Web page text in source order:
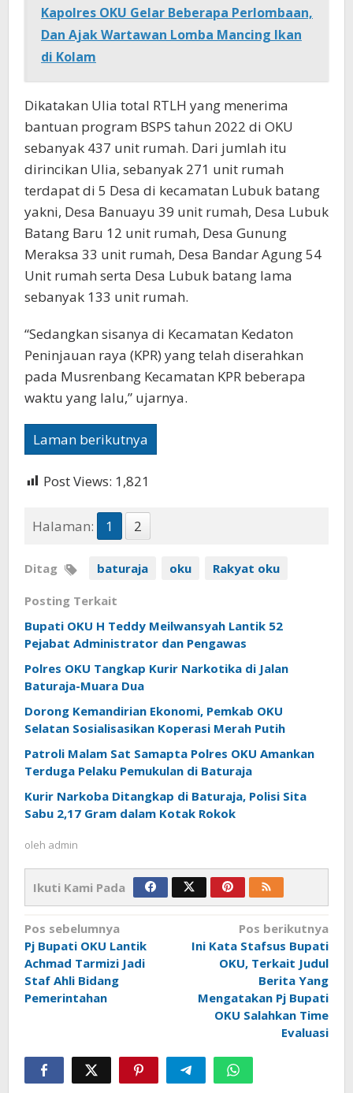
Kapolres OKU Gelar Beberapa Perlombaan,
Dan Ajak Wartawan Lomba Mancing Ikan
di Kolam
Dikatakan Ulia total RTLH yang menerima
bantuan program BSPS tahun 2022 di OKU
sebanyak 437 unit rumah. Dari jumlah itu
dirincikan Ulia, sebanyak 271 unit rumah
terdapat di 5 Desa di kecamatan Lubuk batang
yakni, Desa Banuayu 39 unit rumah, Desa Lubuk
Batang Baru 12 unit rumah, Desa Gunung
Meraksa 33 unit rumah, Desa Bandar Agung 54
Unit rumah serta Desa Lubuk batang lama
sebanyak 133 unit rumah.
“Sedangkan sisanya di Kecamatan Kedaton
Peninjauan raya (KPR) yang telah diserahkan
pada Musrenbang Kecamatan KPR beberapa
waktu yang lalu,” ujarnya.
Laman berikutnya
Post Views: 1,821
Halaman: 1 2
Ditag baturaja oku Rakyat oku
Posting Terkait
Bupati OKU H Teddy Meilwansyah Lantik 52
Pejabat Administrator dan Pengawas
Polres OKU Tangkap Kurir Narkotika di Jalan
Baturaja-Muara Dua
Dorong Kemandirian Ekonomi, Pemkab OKU
Selatan Sosialisasikan Koperasi Merah Putih
Patroli Malam Sat Samapta Polres OKU Amankan
Terduga Pelaku Pemukulan di Baturaja
Kurir Narkoba Ditangkap di Baturaja, Polisi Sita
Sabu 2,17 Gram dalam Kotak Rokok
oleh admin
Ikuti Kami Pada
Navigasi
pos
Pos sebelumnya
Pj Bupati OKU Lantik
Achmad Tarmizi Jadi
Staf Ahli Bidang
Pemerintahan
Pos berikutnya
Ini Kata Stafsus Bupati
OKU, Terkait Judul
Berita Yang
Mengatakan Pj Bupati
OKU Salahkan Time
Evaluasi